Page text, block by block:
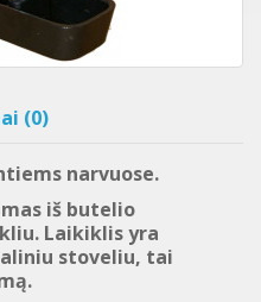
(0)
narvuose.
iš butelio
Laikiklis yra
stoveliu, tai